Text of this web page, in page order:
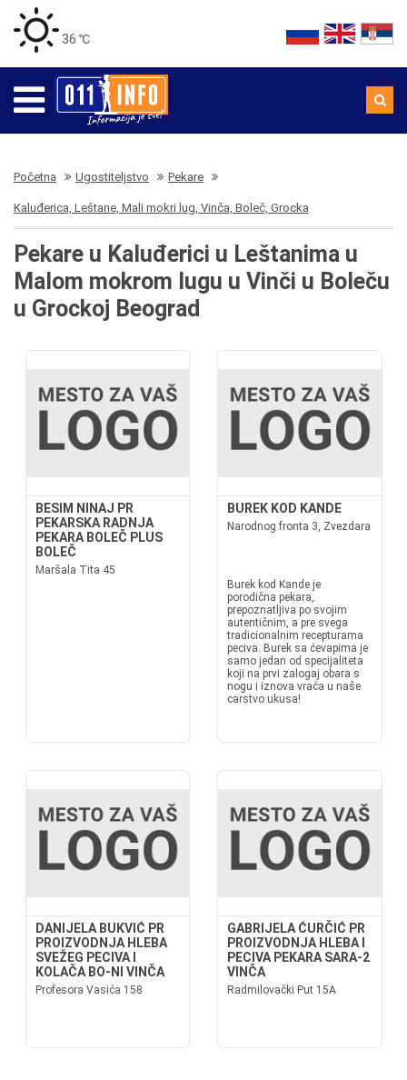
36 ℃
Početna Ugostiteljstvo Pekare
Kaluđerica, Leštane, Mali mokri lug, Vinča, Boleč, Grocka
Pekare u Kaluđerici u Leštanima u
Malom mokrom lugu u Vinči u Boleču
u Grockoj Beograd
BESIM NINAJ PR
PEKARSKA RADNJA
PEKARA BOLEČ PLUS
BOLEČ
Maršala Tita 45
BUREK KOD KANDE
Narodnog fronta 3, Zvezdara
Burek kod Kande je
porodična pekara,
prepoznatljiva po svojim
autentičnim, a pre svega
tradicionalnim recepturama
peciva. Burek sa ćevapima je
samo jedan od specijaliteta
koji na prvi zalogaj obara s
nogu i iznova vraća u naše
carstvo ukusa!
DANIJELA BUKVIĆ PR
PROIZVODNJA HLEBA
SVEŽEG PECIVA I
KOLAČA BO-NI VINČA
Profesora Vasića 158
GABRIJELA ĆURČIĆ PR
PROIZVODNJA HLEBA I
PECIVA PEKARA SARA-2
VINČA
Radmilovački Put 15A